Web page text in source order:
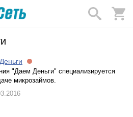
"Даем Деньги" специализируется
микрозаймов.